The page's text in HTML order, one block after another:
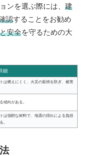
ンを選ぶ際には、 建
認することをお勧め
安全を守るための大
細
は燃えにくく、火災の延焼を防ぎ、被害
傾向がある。
は強靭な材料で、地震の揺れによる負担
。